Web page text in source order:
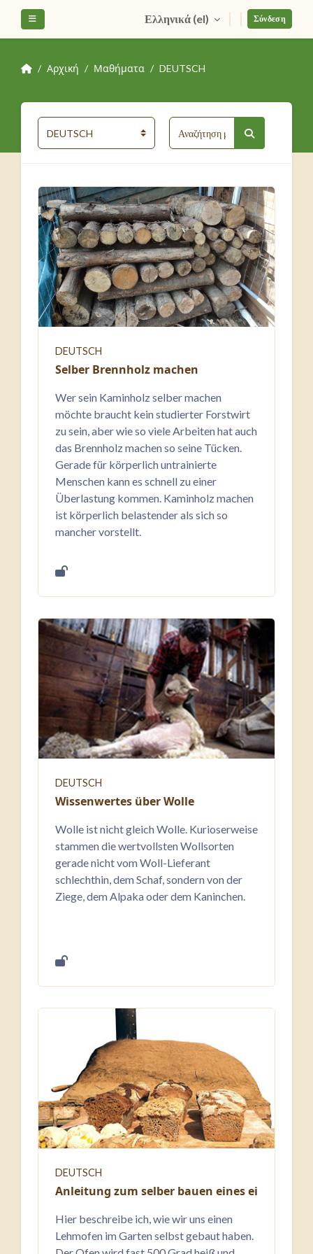
Μετάβαση στο κεντρικό περιεχόμενο
Ελληνικά ‎(el)‎ Σύνδεση
Αρχική Μαθήματα DEUTSCH
Κατηγορίες μαθημάτων
Αναζήτηση
DEUTSCH
Selber Brennholz machen
Wer sein Kaminholz selber machen
möchte braucht kein studierter Forstwirt
zu sein, aber wie so viele Arbeiten hat auch
das Brennholz machen so seine Tücken.
Gerade für körperlich untrainierte
Menschen kann es schnell zu einer
Überlastung kommen. Kaminholz machen
ist körperlich belastender als sich so
mancher vorstellt.
DEUTSCH
Wissenwertes über Wolle
Wolle ist nicht gleich Wolle. Kurioserweise
stammen die wertvollsten Wollsorten
gerade nicht vom Woll-Lieferant
schlechthin, dem Schaf, sondern von der
Ziege, dem Alpaka oder dem Kaninchen.
DEUTSCH
Anleitung zum selber bauen eines einfachen
Hier beschreibe ich, wie wir uns einen
Lehmofen im Garten selbst gebaut haben.